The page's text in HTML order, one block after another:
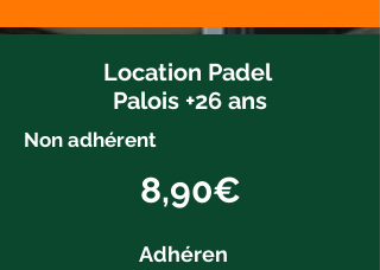
Location Padel
Palois +26 ans
Non adhérent
8,90€
Adhéren